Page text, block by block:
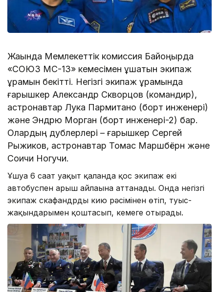
Жақында Мемлекеттік комиссия Байқоңырда
«СОЮЗ МС-13» кемесімен ұшатын экипаж
құрамын бекітті. Негізгі экипаж құрамында
ғарышкер Александр Скворцов (командир),
астронавтар Лука Пармитано (борт инженері)
және Эндрю Морган (борт инженері-2) бар.
Олардың дублерлері – ғарышкер Сергей
Рыжиков, астронавтар Томас Маршбёрн және
Соичи Ногучи.
Ұшуға 6 сағат уақыт қалғанда қос экипаж екі
автобуспен ғарыш айлағына аттанады. Онда негізгі
экипаж скафандрды кию рәсімінен өтіп, туыс-
жақындарымен қоштасып, кемеге отырады.